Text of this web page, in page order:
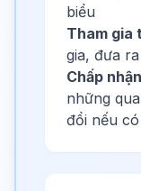
biểu
Tham gia
gia, đưa
Chấp
những
đổi nếu